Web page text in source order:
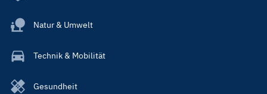
Natur & Umwelt
Technik & Mobilität
Gesundheit